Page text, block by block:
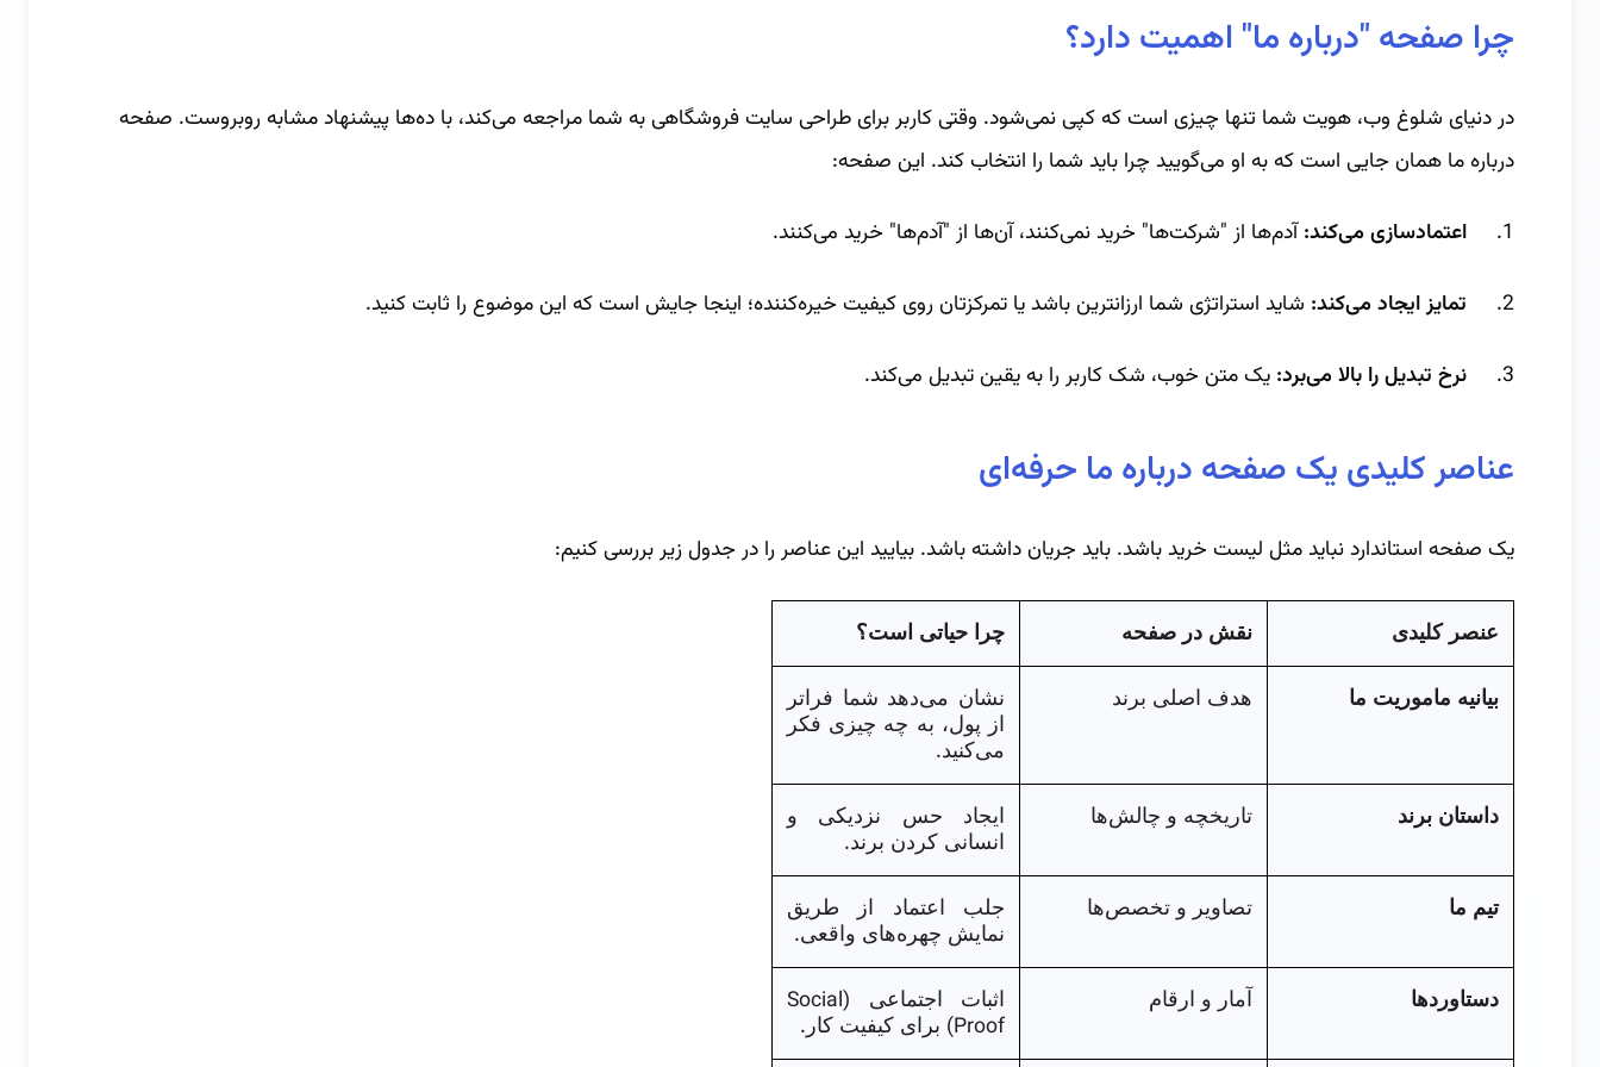
چرا صفحه "درباره ما" اهمیت دارد؟
در دنیای شلوغ وب، هویت شما تنها چیزی است که کپی نمی‌شود. وقتی کاربر برای طراحی سایت فروشگاهی به شما مراجعه می‌کند، با ده‌ها پیشنهاد مشابه روبروست. صفحه
درباره ما همان جایی است که به او می‌گویید چرا باید شما را انتخاب کند. این صفحه:
1. اعتمادسازی می‌کند:آدم‌ها از "شرکت‌ها" خرید نمی‌کنند، آن‌ها از "آدم‌ها" خرید می‌کنند.
2. تمایز ایجاد می‌کند: شاید استراتژی شما ارزانترین باشد یا تمرکزتان روی کیفیت خیره‌کننده؛ اینجا جایش است که این موضوع را ثابت کنید.
3. نرخ تبدیل را بالا می‌برد: یک متن خوب، شک کاربر را به یقین تبدیل می‌کند.
عناصر کلیدی یک صفحه درباره ما حرفه‌ای
یک صفحه استاندارد نباید مثل لیست خرید باشد. باید جریان داشته باشد. بیایید این عناصر را در جدول زیر بررسی کنیم:
عنصر کلیدی نقش در صفحه چرا حیاتی است؟
بیانیه ماموریت ما هدف اصلی برند
نشان می‌دهد شما فراتر
از پول، به چه چیزی فکر
می‌کنید.
داستان برند تاریخچه و چالش‌ها
ایجاد حس نزدیکی و
انسانی کردن برند.
تیم ما تصاویر و تخصص‌ها
جلب اعتماد از طریق
نمایش چهره‌های واقعی.
دستاوردها آمار و ارقام اثبات اجتماعی (
Social
Proof
) برای کیفیت کار .